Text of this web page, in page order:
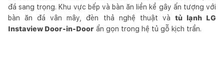
đá sang trọng. Khu vực bếp và bàn ăn liền kề gây ấn tượng với
bàn ăn đá vân mây, đèn thả nghệ thuật và tủ lạnh LG
Instaview Door-in-Door ẩn gọn trong hệ tủ gỗ kịch trần.